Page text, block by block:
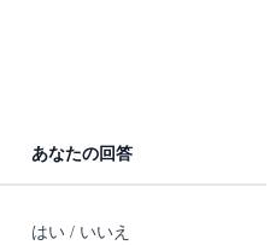
あなたの回答
はい / いいえ